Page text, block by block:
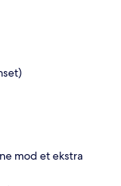
mod et ekstra